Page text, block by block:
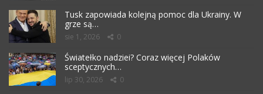
Tusk zapowiada kolejną pomoc dla Ukrainy. W
grze są…
sie 1, 2026 0
Światełko nadziei? Coraz więcej Polaków
sceptycznych…
lip 30, 2026 0